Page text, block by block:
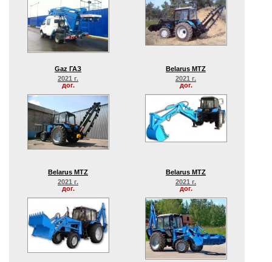
Gaz ГАЗ
2021 г.
дог.
Belarus MTZ
2021 г.
дог.
Belarus MTZ
2021 г.
дог.
Belarus MTZ
2021 г.
дог.